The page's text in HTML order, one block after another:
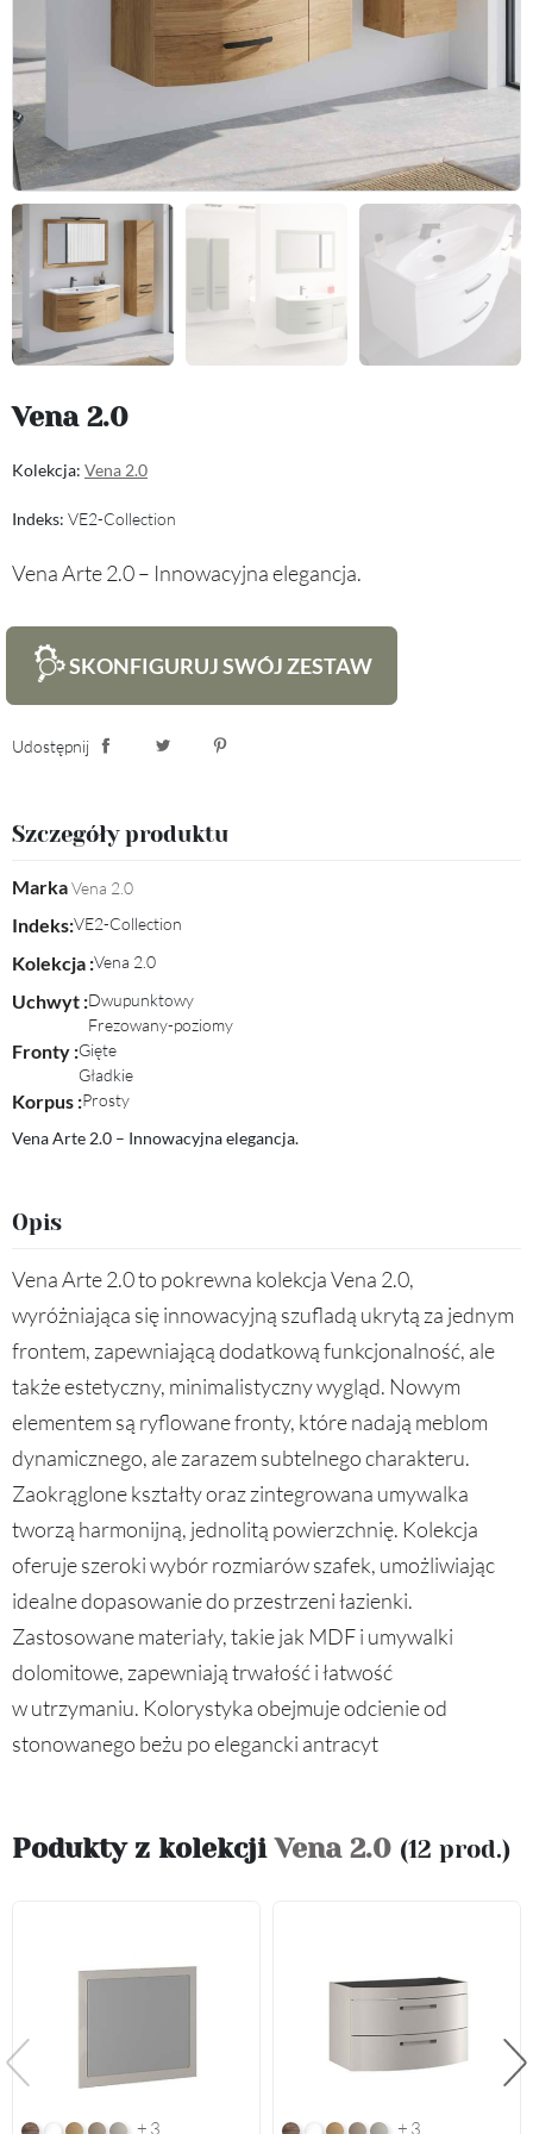
Vena 2.0
Kolekcja: Vena 2.0
Indeks: VE2-Collection
Vena Arte 2.0 – Innowacyjna elegancja.
SKONFIGURUJ SWÓJ ZESTAW
Udostępnij
Szczegóły produktu
MarkaVena 2.0
Indeks:VE2-Collection
Kolekcja :Vena 2.0
Uchwyt :Dwupunktowy
Frezowany-poziomy
Fronty :Gięte
Gładkie
Korpus :Prosty
Vena Arte 2.0 – Innowacyjna elegancja.
Opis
Vena Arte 2.0 to pokrewna kolekcja Vena 2.0,
wyróżniająca się innowacyjną szufladą ukrytą za jednym
frontem, zapewniającą dodatkową funkcjonalność, ale
także estetyczny, minimalistyczny wygląd. Nowym
elementem są ryflowane fronty, które nadają meblom
dynamicznego, ale zarazem subtelnego charakteru.
Zaokrąglone kształty oraz zintegrowana umywalka
tworzą harmonijną, jednolitą powierzchnię. Kolekcja
oferuje szeroki wybór rozmiarów szafek, umożliwiając
idealne dopasowanie do przestrzeni łazienki.
Zastosowane materiały, takie jak MDF i umywalki
dolomitowe, zapewniają trwałość i łatwość
w utrzymaniu. Kolorystyka obejmuje odcienie od
stonowanego beżu po elegancki antracyt
Podukty z kolekcjiVena 2.0 (12 prod.)
Poprzedni
+3 +3